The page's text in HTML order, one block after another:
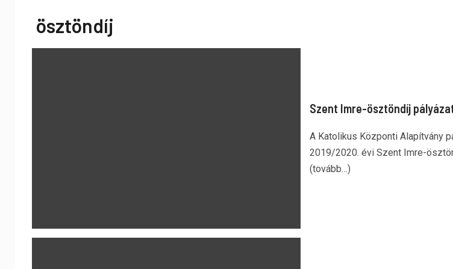
ösztöndíj
Szent Imre-ösztöndíj
A Katolikus Központi Alapítvány
2019/2020. évi Szent Imre-
(tovább…)